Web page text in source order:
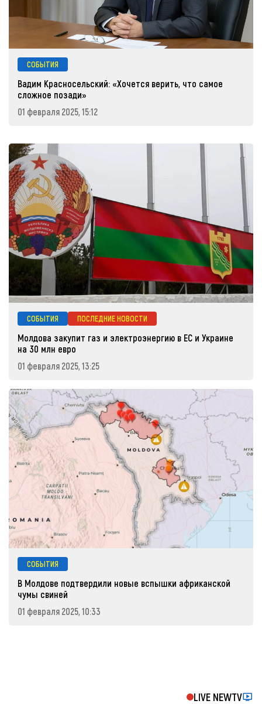
СОБЫТИЯ
Вадим Красносельский: «Хочется верить, что самое
сложное позади»
01 февраля 2025, 15:12
СОБЫТИЯ ПОСЛЕДНИЕ НОВОСТИ
Молдова закупит газ и электроэнергию в ЕС и Украине
на 30 млн евро
01 февраля 2025, 13:25
СОБЫТИЯ
В Молдове подтвердили новые вспышки африканской
чумы свиней
01 февраля 2025, 10:33
LIVE NEWTV